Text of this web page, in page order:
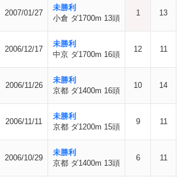
2007/01/27
未勝利
小倉 ダ1700m 13頭
1 13
2006/12/17
未勝利
中京 ダ1700m 16頭
12 11
2006/11/26
未勝利
京都 ダ1400m 16頭
10 14
2006/11/11
未勝利
京都 ダ1200m 15頭
9 11
2006/10/29
未勝利
京都 ダ1400m 13頭
6 11